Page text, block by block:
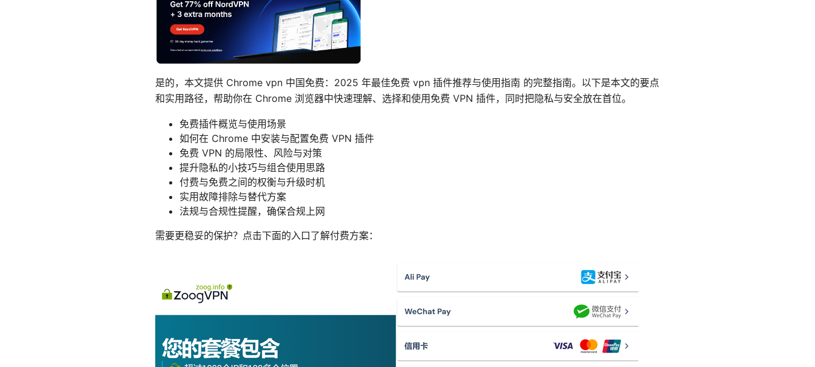
是的，本文提供 Chrome vpn 中国免费：2025 年最佳免费 vpn 插件推荐与使用指南 的完整指南。以下是本文的要点
和实用路径，帮助你在 Chrome 浏览器中快速理解、选择和使用免费 VPN 插件，同时把隐私与安全放在首位。
免费插件概览与使用场景
如何在 Chrome 中安装与配置免费 VPN 插件
免费 VPN 的局限性、风险与对策
提升隐私的小技巧与组合使用思路
付费与免费之间的权衡与升级时机
实用故障排除与替代方案
法规与合规性提醒，确保合规上网
需要更稳妥的保护？点击下面的入口了解付费方案：